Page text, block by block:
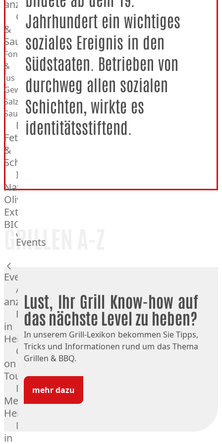
Brötchen
Desserts
anzeigen
Gewürze
&
Saucen
Fonds
&
Jus
Gewürze
Salz
Saucen
Butter,
Fett
&
Schmalz
ItalianBar
Natives
Olivenöl
Extra
BIO
Veggie
Hardware
Küchenhelfer
Grillgeräte
Beefer®
Gasgrills
Green
Egg
Grill
Nesmuk
Berkel
Dry
Aging
Schrank
Bücher
Poster
Events
Events
Alle
anzeigen
Fleischkompetenz
in
Heinsberg
OTTO
on
Tour
Männer
Metzger
Heinsberg
Markthalle
in
Jahrhundert ein wichtiges
soziales Ereignis in den
Südstaaten. Betrieben von
durchweg allen sozialen
Schichten, wirkte es
identitätsstiftend.
GRILLEN A-Z
Lust, Ihr Grill Know-how auf
das nächste Level zu heben?
In unserem Grill-Lexikon bekommen Sie Tipps,
Tricks und Informationen rund um das Thema
Grillen & BBQ.
mehr dazu